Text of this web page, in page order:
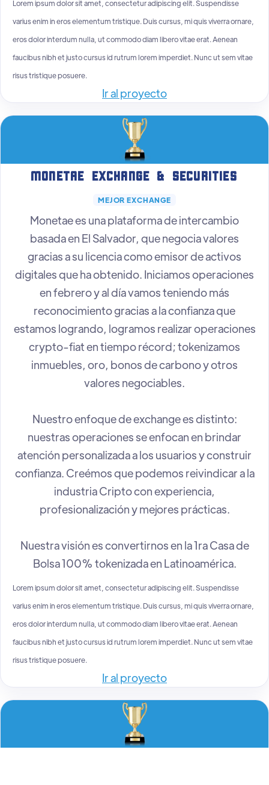
Lorem ipsum dolor sit amet, consectetur adipiscing elit. Suspendisse
varius enim in eros elementum tristique. Duis cursus, mi quis viverra ornare,
eros dolor interdum nulla, ut commodo diam libero vitae erat. Aenean
faucibus nibh et justo cursus id rutrum lorem imperdiet. Nunc ut sem vitae
risus tristique posuere.
Ir al proyecto
Monetae Exchange & Securities
MEJOR EXCHANGE
Monetae es una plataforma de intercambio
basada en El Salvador, que negocia valores
gracias a su licencia como emisor de activos
digitales que ha obtenido. Iniciamos operaciones
en febrero y al día vamos teniendo más
reconocimiento gracias a la confianza que
estamos logrando, logramos realizar operaciones
crypto-fiat en tiempo récord; tokenizamos
inmuebles, oro, bonos de carbono y otros
valores negociables.
Nuestro enfoque de exchange es distinto:
nuestras operaciones se enfocan en brindar
atención personalizada a los usuarios y construir
confianza. Creémos que podemos reivindicar a la
industria Cripto con experiencia,
profesionalización y mejores prácticas.
Nuestra visión es convertirnos en la 1ra Casa de
Bolsa 100% tokenizada en Latinoamérica.
Lorem ipsum dolor sit amet, consectetur adipiscing elit. Suspendisse
varius enim in eros elementum tristique. Duis cursus, mi quis viverra ornare,
eros dolor interdum nulla, ut commodo diam libero vitae erat. Aenean
faucibus nibh et justo cursus id rutrum lorem imperdiet. Nunc ut sem vitae
risus tristique posuere.
Ir al proyecto